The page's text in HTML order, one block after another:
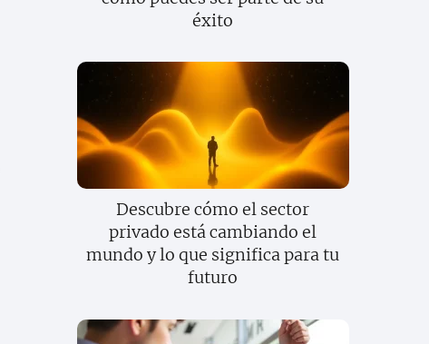
éxito
Descubre cómo el sector
privado está cambiando el
mundo y lo que significa para tu
futuro